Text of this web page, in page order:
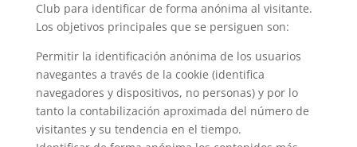
Club para identificar de forma anónima al visitante.
Los objetivos principales que se persiguen son:
Permitir la identificación anónima de los usuarios
navegantes a través de la cookie (identifica
navegadores y dispositivos, no personas) y por lo
tanto la contabilización aproximada del número de
visitantes y su tendencia en el tiempo.